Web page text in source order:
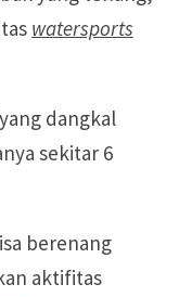
watersports
dangkal
sekitar 6
berenang
aktifitas